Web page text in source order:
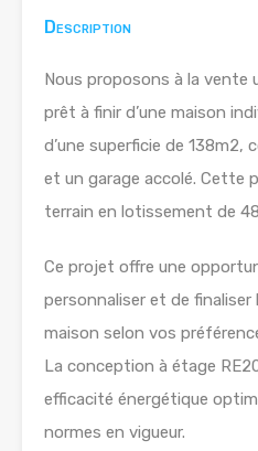
Description
Nous proposons à la
prêt à finir d’une maison
d’une superficie de 138m2,
et un garage accolé. Cette
terrain en lotissement de
Ce projet offre une
personnaliser et de finaliser
maison selon vos
La conception à étage
efficacité énergétique
normes en vigueur.